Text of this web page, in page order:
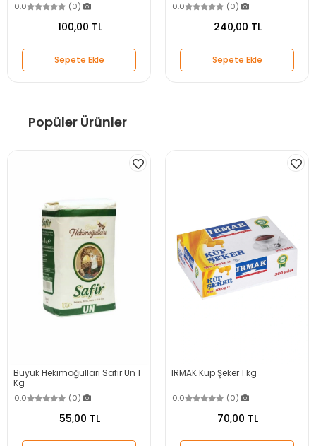
0.0 (0)
100,00 TL
Sepete Ekle
0.0 (0)
240,00 TL
Sepete Ekle
Popüler Ürünler
Büyük Hekimoğulları Safir Un 1
Kg
0.0 (0)
55,00 TL
IRMAK Küp Şeker 1 kg
0.0 (0)
70,00 TL